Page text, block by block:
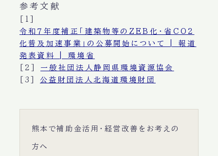
参考文献
[1]
令和７年度補正「建築物等のZEB化・省CO2
化普及加速事業」の公募開始について | 報道
発表資料 | 環境省
[2] 一般社団法人静岡県環境資源協会
[3]公益財団法人北海道環境財団
熊本で補助金活用・経営改善をお考えの
方へ